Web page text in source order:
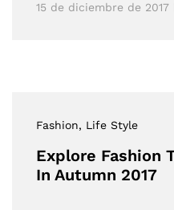
15 de diciembre de 2017
Fashion, Life Style
Explore Fashion
In Autumn 2017